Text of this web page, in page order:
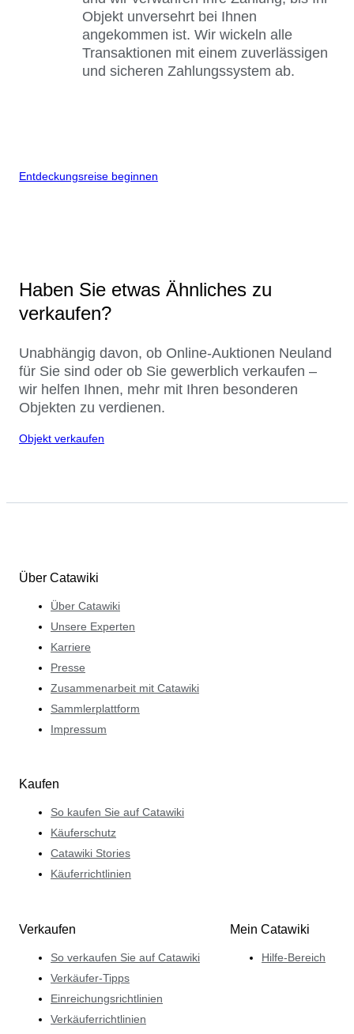
Objekt unversehrt bei Ihnen
angekommen ist. Wir wickeln alle
Transaktionen mit einem zuverlässigen
und sicheren Zahlungssystem ab.
Entdeckungsreise beginnen
Haben Sie etwas Ähnliches zu
verkaufen?
Unabhängig davon, ob Online-Auktionen Neuland
für Sie sind oder ob Sie gewerblich verkaufen –
wir helfen Ihnen, mehr mit Ihren besonderen
Objekten zu verdienen.
Objekt verkaufen
Über Catawiki
Über Catawiki
Unsere Experten
Karriere
Presse
Zusammenarbeit mit Catawiki
Sammlerplattform
Impressum
Kaufen
So kaufen Sie auf Catawiki
Käuferschutz
Catawiki Stories
Käuferrichtlinien
Verkaufen
So verkaufen Sie auf Catawiki
Verkäufer-Tipps
Einreichungsrichtlinien
Verkäuferrichtlinien
Mein Catawiki
Hilfe-Bereich